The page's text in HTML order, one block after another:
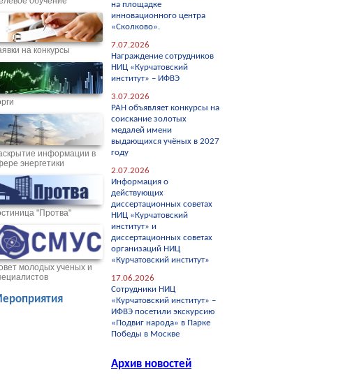
на конкурсы
информации в
энергетики
"Протва"
молодых ученых и
на площадке
инновационного центра
«Сколково».
7.07.2026
Награждение сотрудников
НИЦ «Курчатовский
институт» – ИФВЭ
3.07.2026
РАН объявляет конкурсы на
соискание золотых
медалей имени
выдающихся учёных в 2027
году
2.07.2026
Информация о
действующих
диссертационных советах
НИЦ «Курчатовский
институт» и
диссертационных советах
организаций НИЦ
«Курчатовский институт»
17.06.2026
Сотрудники НИЦ
«Курчатовский институт» –
ИФВЭ посетили экскурсию
«Подвиг народа» в Парке
Победы в Москве
Архив новостей